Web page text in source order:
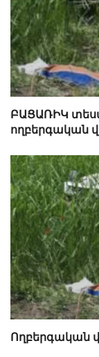
ԲԱՑԱՌԻԿ
ողբերգական
Ողբերգական